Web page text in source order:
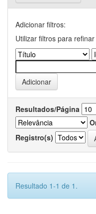
Adicionar filtros:
Utilizar filtros para
Resultados/Página
Registro(s)
Resultado 1-1 de 1.